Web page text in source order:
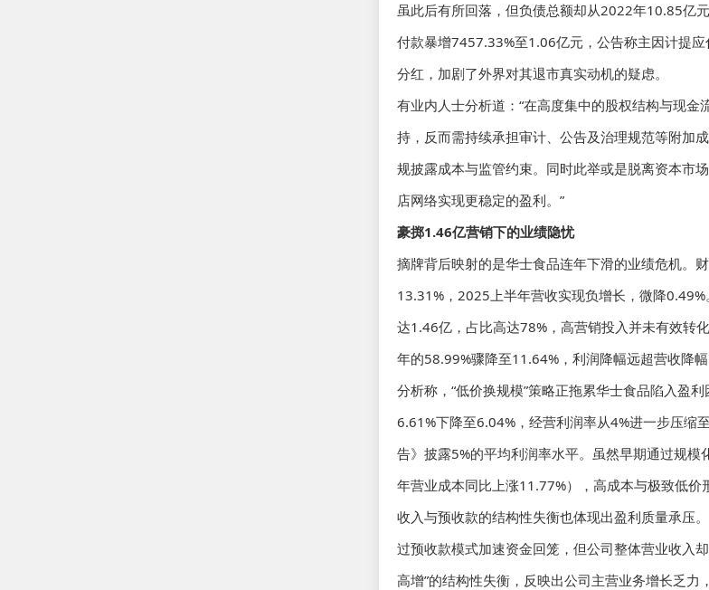
虽此后有所回落，但负债总额却从2022年10.85亿
付款暴增7457.33%至1.06亿元，公告称主因计提
分红，加剧了外界对其退市真实动机的疑虑。
有业内人士分析道：“在高度集中的股权结构与现
持，反而需持续承担审计、公告及治理规范等附加
规披露成本与监管约束。同时此举或是脱离资本市
店网络实现更稳定的盈利。”
豪掷1.46亿营销下的业绩隐忧
摘牌背后映射的是华士食品连年下滑的业绩危机。
13.31%，2025上半年营收实现负增长，微降
达1.46亿，占比高达78%，高营销投入并未有效转
年的58.99%骤降至11.64%，利润降幅远超营收降幅
分析称，“低价换规模”策略正拖累华士食品陷入盈
6.61%下降至6.04%，经营利润率从4%进一步压缩
告》披露5%的平均利润率水平。虽然早期通过规
年营业成本同比上涨11.77%），高成本与极致低价
收入与预收款的结构性失衡也体现出盈利质量承压
过预收款模式加速资金回笼，但公司整体营业收入
高增”的结构性失衡，反映出公司主营业务增长乏力